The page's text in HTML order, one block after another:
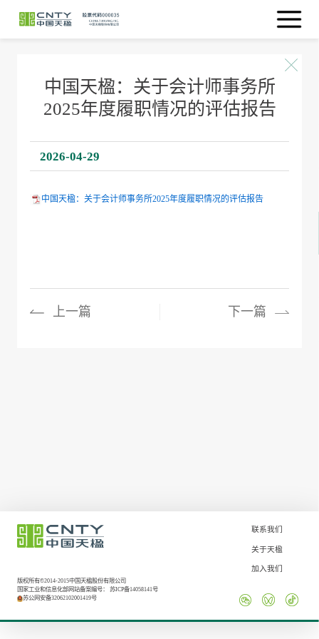
中国天楹：关于会计师事务所
2025年度履职情况的评估报告
2026-04-29
中国天楹：关于会计师事务所2025年度履职情况的评估报告
上一篇 下一篇
版权所有©2014-2015中国天楹股份有限公司
国家工业和信息化部网站备案编号： 苏ICP备14058141号
苏公网安备32062102001419号
联系我们
关于天楹
加入我们